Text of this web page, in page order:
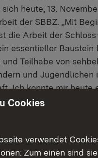
heute, 13.
der SBBZ. „Mit
die Arbeit der
essentieller Baustein
und Teilhabe von
und Jugendlichen
Ich konnte mir heute
Aufgaben und
aller Beteiligten hat
so die
Cookies
verwendet
Zum einen sind